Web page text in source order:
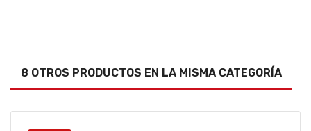
8 OTROS PRODUCTOS EN LA MISMA CATEGORÍA